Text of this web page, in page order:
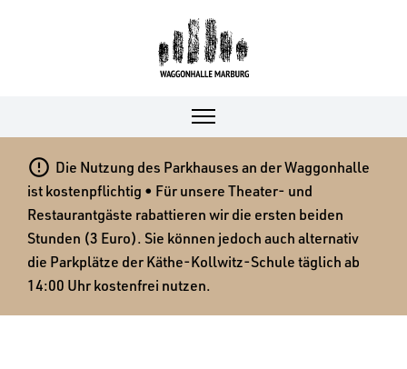
 Die Nutzung des Parkhauses an der Waggonhalle
ist kostenpflichtig • Für unsere Theater- und
Restaurantgäste rabattieren wir die ersten beiden
Stunden (3 Euro). Sie können jedoch auch alternativ
die Parkplätze der Käthe-Kollwitz-Schule täglich ab
14:00 Uhr kostenfrei nutzen.